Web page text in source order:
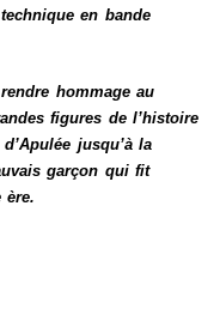
en bande
hommage au
figures de l’histoire
jusqu’à la
garçon qui fit
ère.